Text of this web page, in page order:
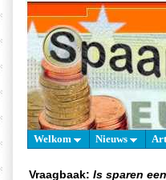
Welkom Nieuws
Vraagbaak: Is sparen